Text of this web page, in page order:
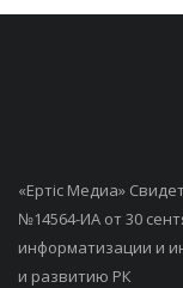
«Ертiс Медиа»
№14564-ИА от 30
информатизации и
и развитию РК